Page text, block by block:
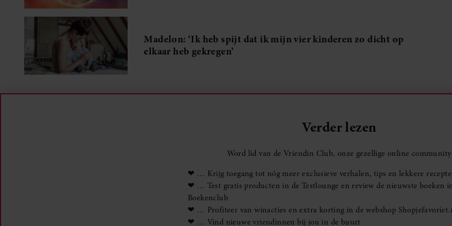
Madelon: ‘Ik heb spijt dat ik mijn vier kinderen zo dicht op
elkaar heb gekregen’
Verder lezen
Word lid van de Vriendin Club, onze gezellige online community
❤ … Krijg toegang tot nóg meer exclusieve verhalen, tips en lekkere
❤ … Test gratis producten in de Testlounge en review de nieuwste boeken
Boekenclub
❤ … Profiteer van winacties en extra korting in de webshop
❤ … Vind nieuwe vriendinnen bij jou in de buurt